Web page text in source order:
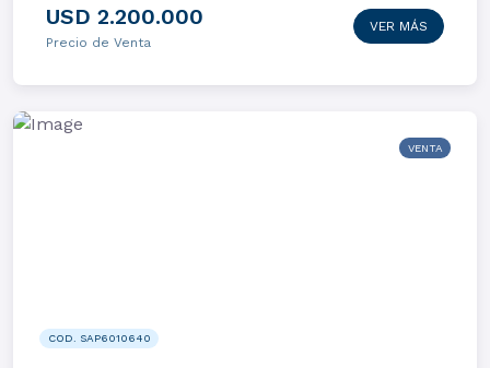
USD 2.200.000
Precio de Venta
VER MÁS
VENTA
COD. SAP6010640